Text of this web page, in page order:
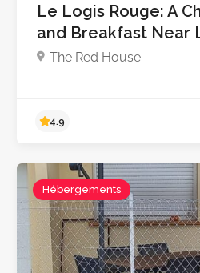
Le Logis Rouge: A
and Breakfast Near
The Red House
Hébergements